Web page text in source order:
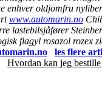
enhver oldjomfru
www.automarin.no
lastebilsjåfører
flagyl rosazol rozex
les flere
Hvordan kan jeg